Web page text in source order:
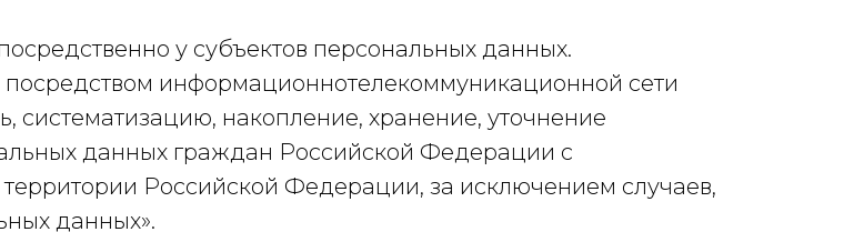
у субъектов персональных данных.
информационно­телекоммуникационной сети
систематизацию, накопление, хранение, уточнение
данных граждан Российской Федерации с
Российской Федерации, за исключением случаев,
данных».